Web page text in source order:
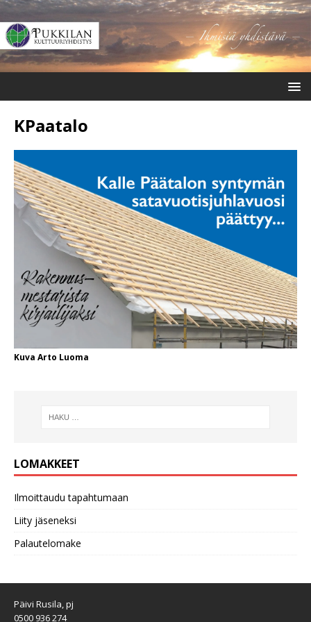
KPaatalo
Kuva Arto Luoma
LOMAKKEET
Ilmoittaudu tapahtumaan
Liity jäseneksi
Palautelomake
Päivi Rusila, pj
0500 936 274